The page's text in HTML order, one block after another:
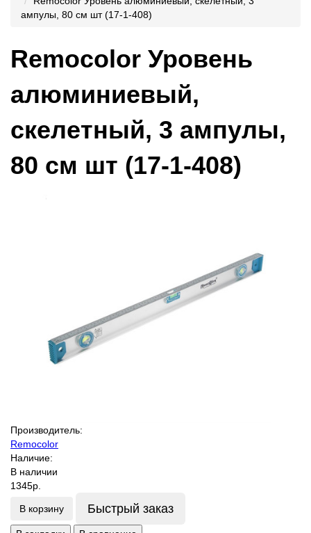
ампулы, 80 см шт (17-1-408)
Remocolor Уровень
алюминиевый,
скелетный, 3 ампулы,
80 см шт (17-1-408)
Производитель:
Remocolor
Наличие:
В наличии
1345р.
В корзину Быстрый заказ